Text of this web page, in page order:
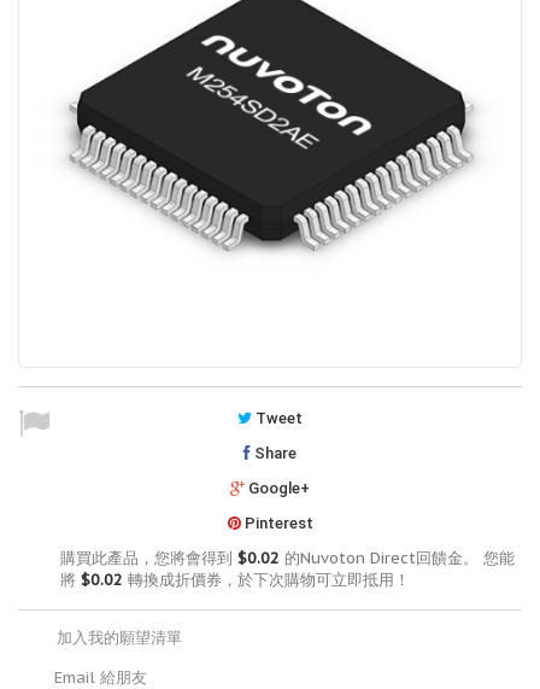
Tweet
Share
Google+
Pinterest
購買此產品，您將會得到 $0.02 的Nuvoton Direct回饋金。 您能
將 $0.02 轉換成折價券，於下次購物可立即抵用！
加入我的願望清單
Email 給朋友